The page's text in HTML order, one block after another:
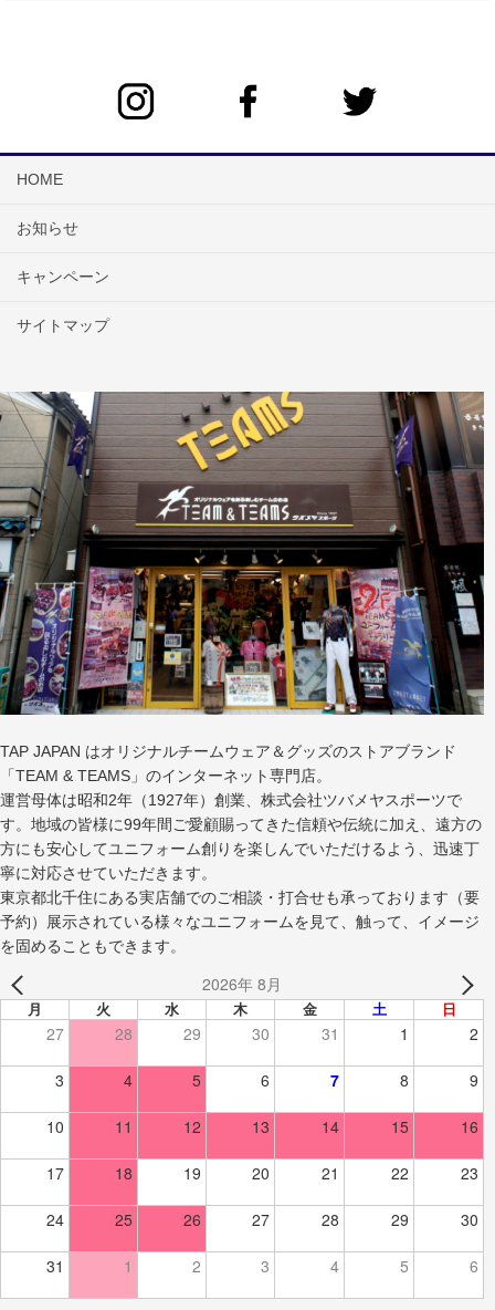
HOME
お知らせ
キャンペーン
サイトマップ
TAP JAPAN はオリジナルチームウェア＆グッズのストアブランド
「TEAM & TEAMS」のインターネット専門店。
運営母体は昭和2年（1927年）創業、株式会社ツバメヤスポーツで
す。地域の皆様に99年間ご愛顧賜ってきた信頼や伝統に加え、遠方の
方にも安心してユニフォーム創りを楽しんでいただけるよう、迅速丁
寧に対応させていただきます。
東京都北千住にある実店舗でのご相談・打合せも承っております（要
予約）展示されている様々なユニフォームを見て、触って、イメージ
を固めることもできます。
2026年 8月
月 火 水 木 金 土 日
27 28 29 30 31 1 2
3 4 5 6 7 8 9
10 11 12 13 14 15 16
17 18 19 20 21 22 23
24 25 26 27 28 29 30
31 1 2 3 4 5 6